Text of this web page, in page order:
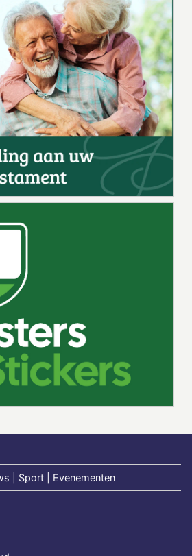
| Sport | Evenementen